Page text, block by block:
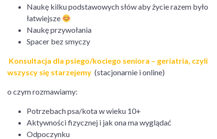
Naukę kilku podstawowych słów aby życie razem było
łatwiejsze
Naukę przywołania
Spacer bez smyczy
Konsultacja dla psiego/kociego seniora – geriatria, czyli
wszyscy się starzejemy (stacjonarnie i online)
o czym rozmawiamy:
Potrzebach psa/kota w wieku 10+
Aktywności fizycznej i jak ona ma wyglądać
Odpoczynku